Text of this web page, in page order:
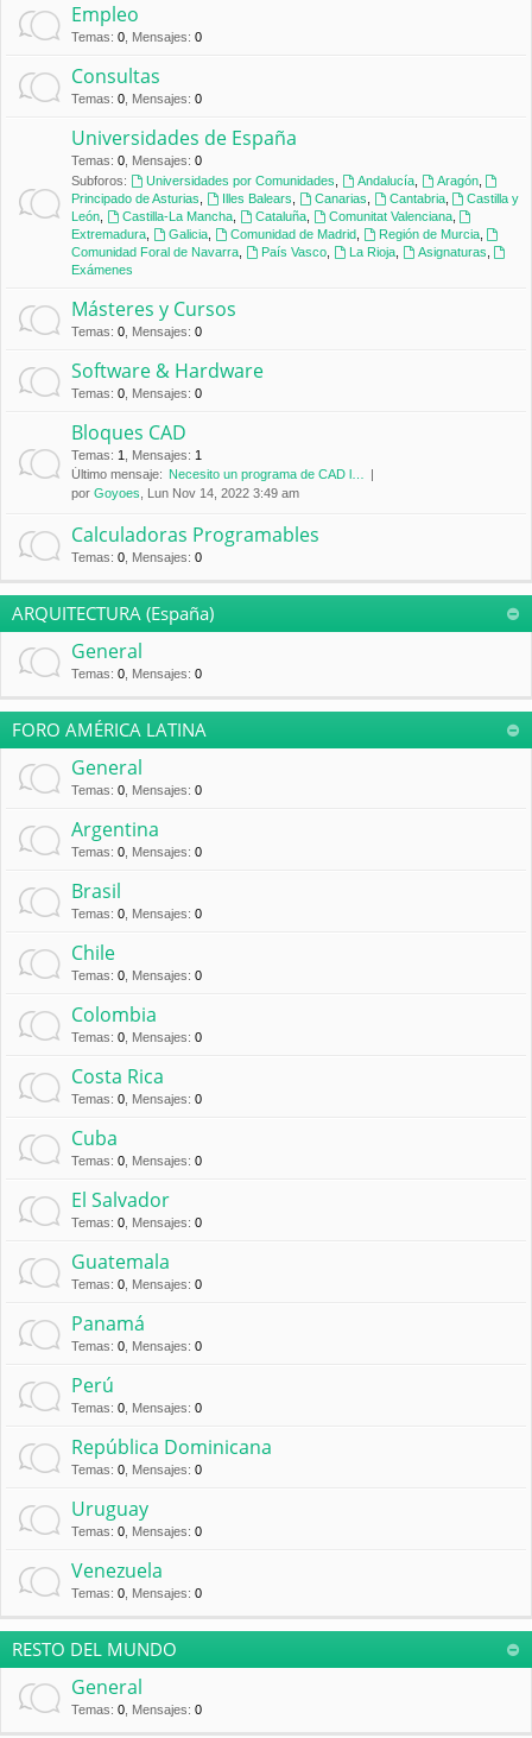
Empleo
Temas: 0 Mensajes: 0
Consultas
Temas: 0 Mensajes: 0
Universidades de España
Temas: 0 Mensajes: 0
Subforos:
Universidades por Comunidades Andalucía, Aragón,
Principado de Asturias
Illes Balears Canarias Cantabria,
Castilla y
León
Castilla-La Mancha, Cataluña, Comunitat Valenciana,
Extremadura
Galicia, Comunidad de Madrid, Región de Murcia,
Comunidad Foral de Navarra
País Vasco, La Rioja, Asignaturas
Exámenes
Másteres y Cursos
Temas: 0 Mensajes: 0
Software & Hardware
Temas: 0 Mensajes: 0
Bloques CAD
Temas: 1 Mensajes: 1
Último mensaje: Necesito un programa de CAD l…
por Goyoes , Lun Nov 14, 2022 3:49 am
Calculadoras Programables
Temas: 0 Mensajes: 0
ARQUITECTURA (España)
General
Temas: 0 Mensajes: 0
FORO AMÉRICA LATINA
General
Temas: 0 Mensajes: 0
Argentina
Temas: 0 Mensajes: 0
Brasil
Temas: 0 Mensajes: 0
Chile
Temas: 0 Mensajes: 0
Colombia
Temas: 0 Mensajes: 0
Costa Rica
Temas: 0 Mensajes: 0
Cuba
Temas: 0 Mensajes: 0
El Salvador
Temas: 0 Mensajes: 0
Guatemala
Temas: 0 Mensajes: 0
Panamá
Temas: 0 Mensajes: 0
Perú
Temas: 0 Mensajes: 0
República Dominicana
Temas: 0 Mensajes: 0
Uruguay
Temas: 0 Mensajes: 0
Venezuela
Temas: 0 Mensajes: 0
RESTO DEL MUNDO
General
Temas: 0 Mensajes: 0